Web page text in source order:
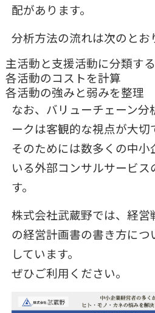
配があります。
分析方法の流れは次のとお
主活動と支援活動に分類する
各活動のコストを計算
各活動の強みと弱みを整理
なお、バリューチェーン分
ークは客観的な視点が大切
そのためには数多くの中
いる外部コンサルサービ
す。
株式会社武蔵野では、経
の経営計画書の書き方に
しています。
ぜひご利用ください。